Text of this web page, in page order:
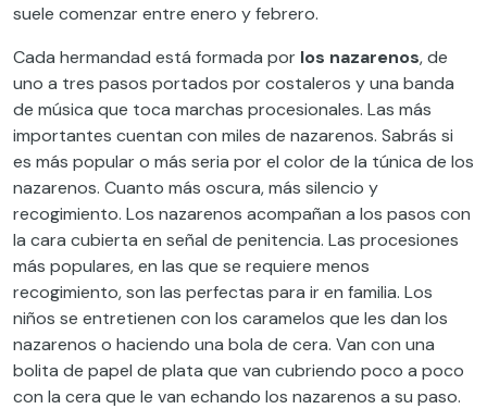
suele comenzar entre enero yfebrero.
Cada hermandad está formada por los nazarenos, de
uno a tres pasos portados por costaleros y una banda
de música que toca marchas procesionales. Las más
importantes cuentan con miles de nazarenos. Sabrás si
es más popular o más seria por el color de la túnica de los
nazarenos. Cuanto más oscura,más silencio y
recogimiento. Los nazarenos acompañan a los pasos con
la cara cubierta en señal de penitencia. Las procesiones
más populares, en las que se requiere menos
recogimiento, son las perfectas para ir en familia. Los
niños se entretienen con los caramelos que les dan los
nazarenos o haciendo una bola de cera. Van con una
bolita de papel de plata que van cubriendo poco a poco
con la cera que le van echando los nazarenos a su paso.